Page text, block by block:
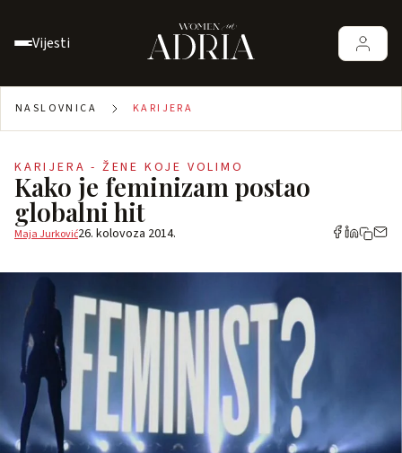
Vijesti
NASLOVNICA KARIJERA
KARIJERA - ŽENE KOJE VOLIMO
Kako je feminizam postao
globalni hit
Maja Jurković26. kolovoza 2014.